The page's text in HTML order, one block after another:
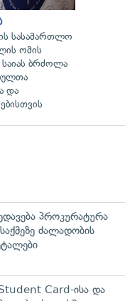
სასამართლო
ომის
საიას ბრძოლა
და
პროკურატურა
ძალადობის
Card-ისა და